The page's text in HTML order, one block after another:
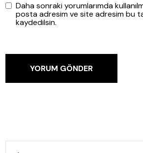
Daha sonraki yorumlarımda
posta adresim ve site adresim bu
kaydedilsin.
YORUM GÖNDER
şunun